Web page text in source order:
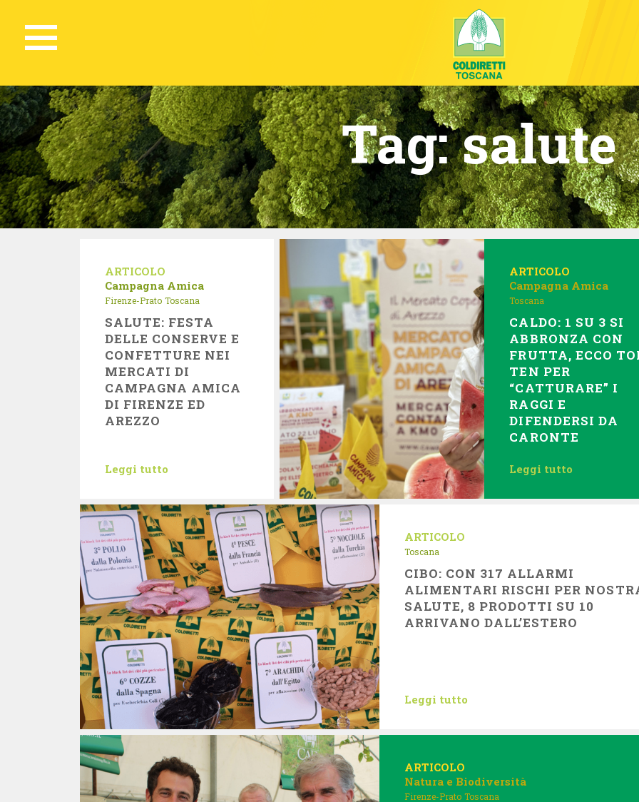
Tag:salute
ARTICOLO
Campagna Amica
Firenze-Prato Toscana
SALUTE: FESTA
DELLE CONSERVE E
CONFETTURE NEI
MERCATI DI
CAMPAGNA AMICA
DI FIRENZE ED
AREZZO
Leggi tutto
ARTICOLO
Campagna Amica
Toscana
CALDO: 1 SU 3 SI
ABBRONZA CON
FRUTTA, ECCO
TEN PER
“CATTURARE” I
RAGGI E
DIFENDERSI DA
CARONTE
Leggi tutto
ARTICOLO
Toscana
CIBO: CON 317 ALLARMI
ALIMENTARI RISCHI PER
SALUTE, 8 PRODOTTI SU 10
ARRIVANO DALL’ESTERO
Leggi tutto
ARTICOLO
Natura e Biodiversità
Firenze-Prato Toscana